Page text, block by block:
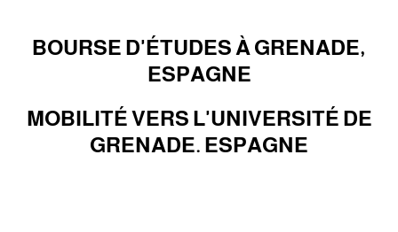
BOURSE D'ÉTUDES À GRENADE,
ESPAGNE
MOBILITÉ VERS L'UNIVERSITÉ DE
GRENADE. ESPAGNE